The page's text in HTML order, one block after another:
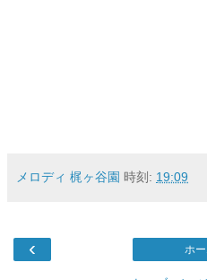
メロディ 梶ヶ谷園 時刻: 19:09
‹ ホ